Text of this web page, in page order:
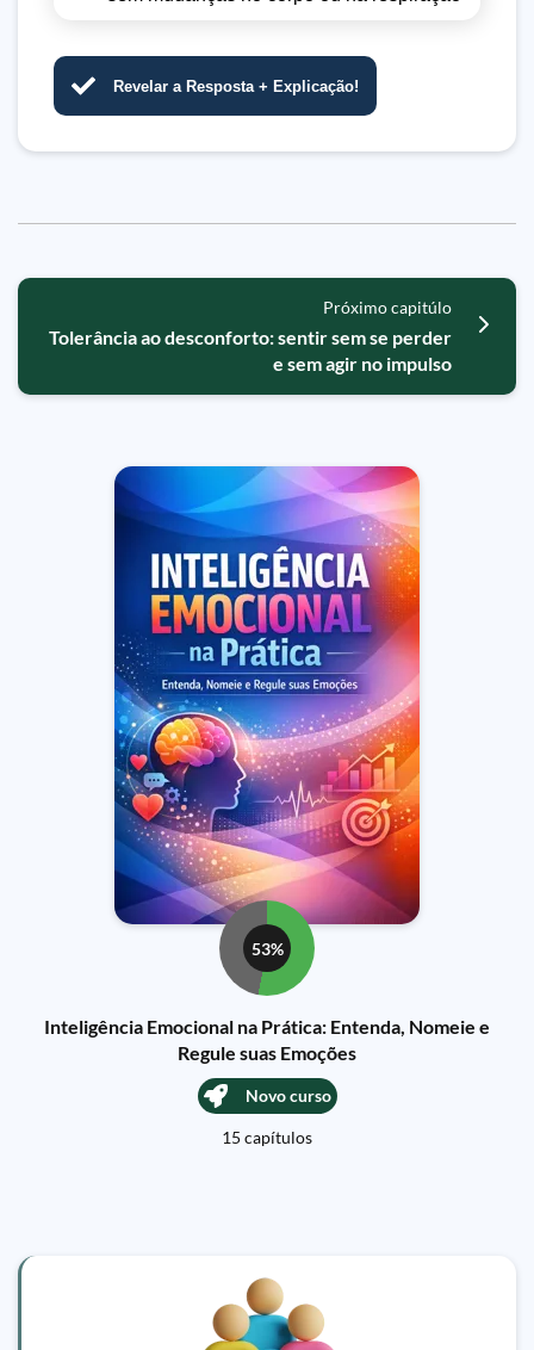
Revelar a Resposta + Explicação!
Próximo capitúlo
Tolerância ao desconforto: sentir sem se perder
e sem agir no impulso
53%
Inteligência Emocional na Prática: Entenda, Nomeie e
Regule suas Emoções
Novo curso
15 capítulos